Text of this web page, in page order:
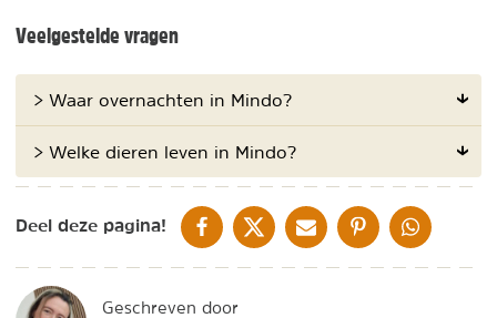
Veelgestelde vragen
> Waar overnachten in Mindo?
> Welke dieren leven in Mindo?
Deel deze pagina! DELEN OP FACEBOOK
DELEN OP XDELEN VIA DE MAIL
DELEN OP PINTEREST
DELEN OP
Geschreven door